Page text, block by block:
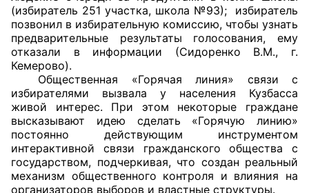
(избиратель 251 участка, школа №93); избиратель
позвонил в избирательную комиссию, чтобы узнать
предварительные результаты голосования, ему
отказали в информации (Сидоренко В.М., г.
Кемерово).
Общественная «Горячая линия» связи с
избирателями вызвала у населения Кузбасса
живой интерес. При этом некоторые граждане
высказывают идею сделать «Горячую линию»
постоянно действующим инструментом
интерактивной связи гражданского общества с
государством, подчеркивая, что создан реальный
механизм общественного контроля и влияния на
организаторов выборов и властные структуры.